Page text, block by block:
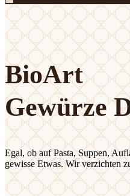
BioArt
Gewürze
Egal, ob auf Pasta, Suppen,
gewisse Etwas. Wir verzichten